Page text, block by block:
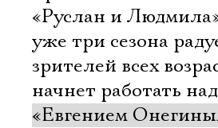
«Руслан и
уже три сезона
зрителей всех
начнет работать над
«Евгением